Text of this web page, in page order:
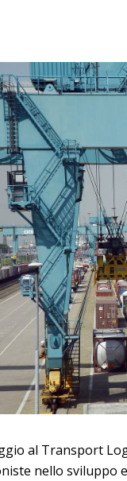
al Transport
nello sviluppo